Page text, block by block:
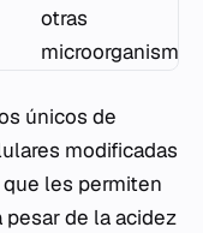
otras
únicos de
modificadas
les permiten
de la acidez